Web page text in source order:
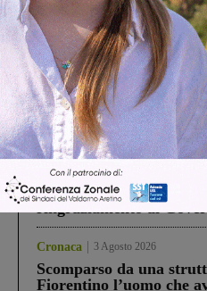
Più lette
Figline Incisa Valdarno 1
Piscina di Figline
Pnrr, il gruppo di
ringraziamento al
Cronaca 3 Agosto 2026
Scomparso da una
Fiorentino l’uomo che